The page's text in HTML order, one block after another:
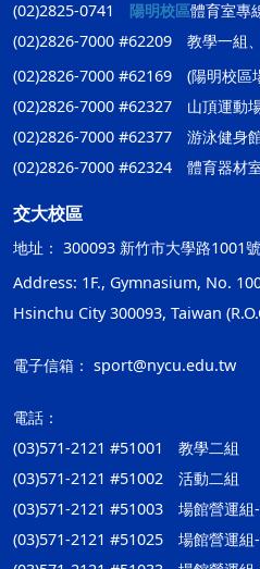
(02)2825-0741 陽明校區體育室專
(02)2826-7000 #62209 教學一組
(02)2826-7000 #62169 (陽明校區
(02)2826-7000 #62327 山頂運動
(02)2826-7000 #62377 游泳健身
(02)2826-7000 #62324 體育器材
交大校區
地址： 300093 新竹市大學路1001
Address: 1F., Gymnasium, No.
Hsinchu City 300093, Taiwan
電子信箱： sport@nycu.edu.tw
電話：
(03)571-2121 #51001 教學二組
(03)571-2121 #51002 活動二組
(03)571-2121 #51003 場館營運組
(03)571-2121 #51025 場館營運組